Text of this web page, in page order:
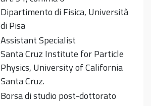
Dipartimento di Fisica, Università
di Pisa
Assistant Specialist
Santa Cruz Institute for Particle
Physics, University of California
Santa Cruz.
Borsa di studio post-dottorato